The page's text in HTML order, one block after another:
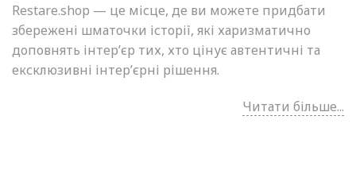
Restare.shop — це місце, де ви можете придбати
збережені шматочки історії, які харизматично
доповнять інтер’єр тих, хто цінує автентичні та
ексклюзивні інтер’єрні рішення.
Читати більше...